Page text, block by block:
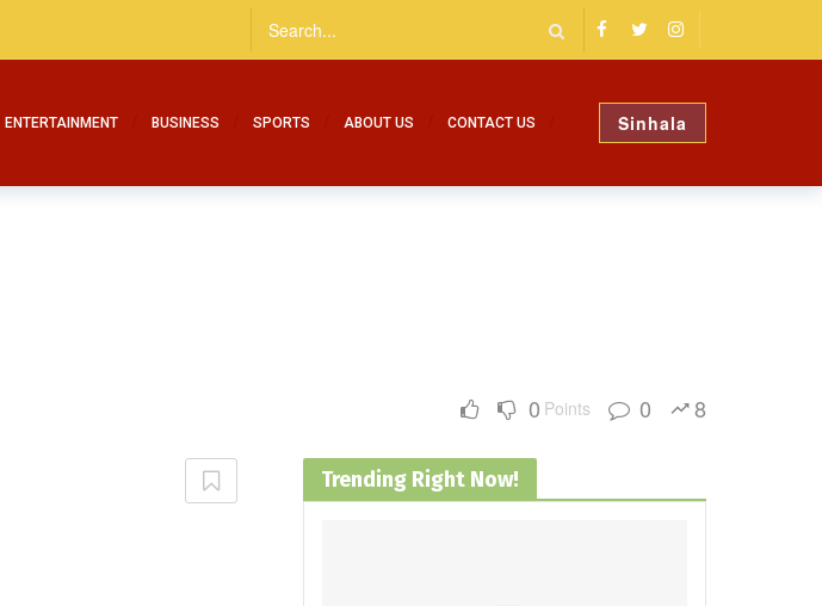
ENTERTAINMENT BUSINESS SPORTS ABOUT US CONTACT US Sinhala
0 Points 0 8
Trending Right Now!